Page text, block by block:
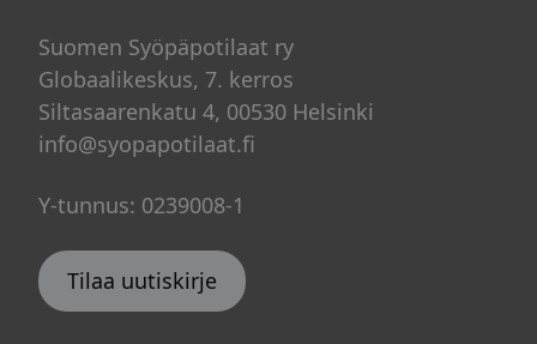
Suomen Syöpäpotilaat ry
Globaalikeskus, 7. kerros
Siltasaarenkatu 4, 00530 Helsinki
info@syopapotilaat.fi
Y-tunnus: 0239008-1
Tilaa uutiskirje